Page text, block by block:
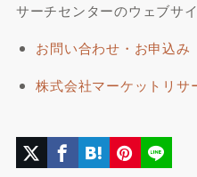
サーチセンターのウェブサ
お問い合わせ・お申込み
株式会社マーケットリサ